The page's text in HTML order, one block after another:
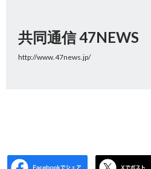
共同通信 47NEWS
http://www.47news.jp/